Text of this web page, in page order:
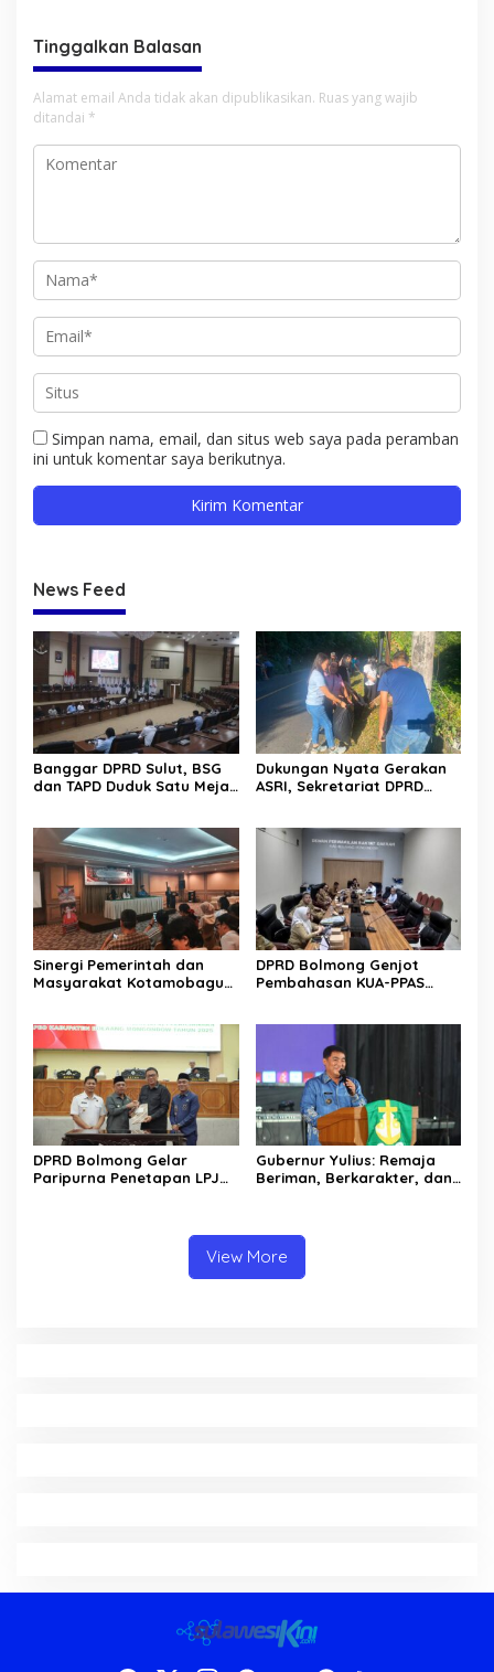
Tinggalkan Balasan
Alamat email Anda tidak akan dipublikasikan. Ruas yang wajib
ditandai *
Simpan nama, email, dan situs web saya pada peramban
ini untuk komentar saya berikutnya.
News Feed
Banggar DPRD Sulut, BSG
dan TAPD Duduk Satu Meja.
Dukungan Nyata Gerakan
ASRI, Sekretariat DPRD
Sinergi Pemerintah dan
Masyarakat Kotamobagu
DPRD Bolmong Genjot
Pembahasan KUA-PPAS
DPRD Bolmong Gelar
Paripurna Penetapan LPJ
Gubernur Yulius: Remaja
Beriman, Berkarakter, dan
View More